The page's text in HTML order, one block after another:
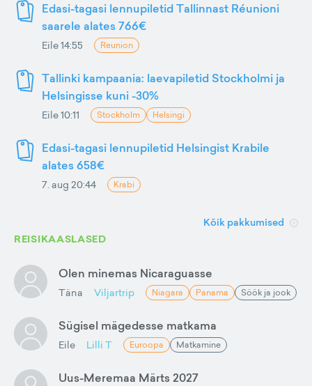
Edasi-tagasi lennupiletid Tallinnast Réunioni
saarele alates 766€
Eile 14:55 Reunion
Tallinki kampaania: laevapiletid Stockholmi ja
Helsingisse kuni -30%
Eile 10:11 Stockholm Helsingi
Edasi-tagasi lennupiletid Helsingist Krabile
alates 658€
7. aug 20:44 Krabi
Kõik pakkumised
REISIKAASLASED
Olen minemas Nicaraguasse
Täna Viljartrip Niagara Panama Söök ja jook
Sügisel mägedesse matkama
Eile Lilli T Euroopa Matkamine
Uus-Meremaa Märts 2027